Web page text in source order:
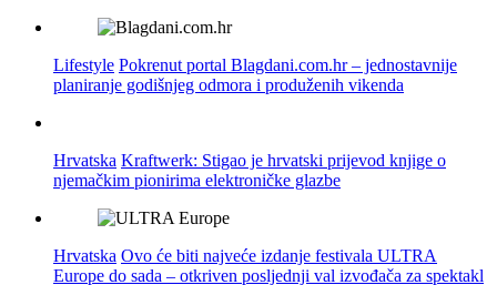
Lifestyle Pokrenut portal Blagdani.com.hr – jednostavnije
planiranje godišnjeg odmora i produženih vikenda
Hrvatska Kraftwerk: Stigao je hrvatski prijevod knjige o
njemačkim pionirima elektroničke glazbe
Hrvatska Ovo će biti najveće izdanje festivala ULTRA
Europe do sada – otkriven posljednji val izvođača za spektakl